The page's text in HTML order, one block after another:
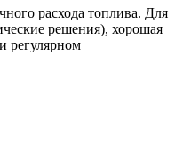
расхода топлива. Для
решения), хорошая
регулярном